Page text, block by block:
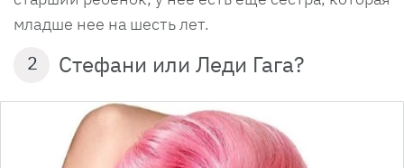
младше нее на шесть лет.
2 Стефани или Леди Гага?